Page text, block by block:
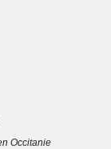
Occitanie